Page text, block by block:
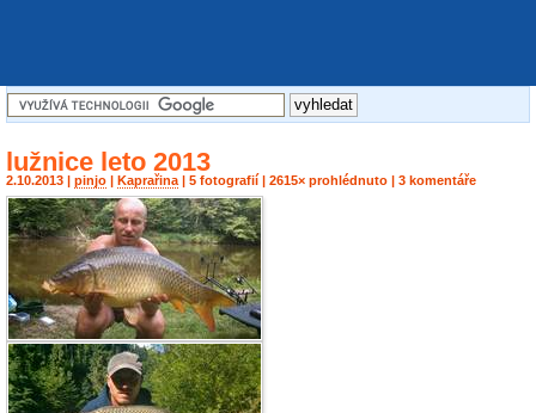
lužnice leto 2013
2.10.2013 | pinjo Kaprařina | 5 fotografií | 2615× prohlédnuto | 3 komentáře